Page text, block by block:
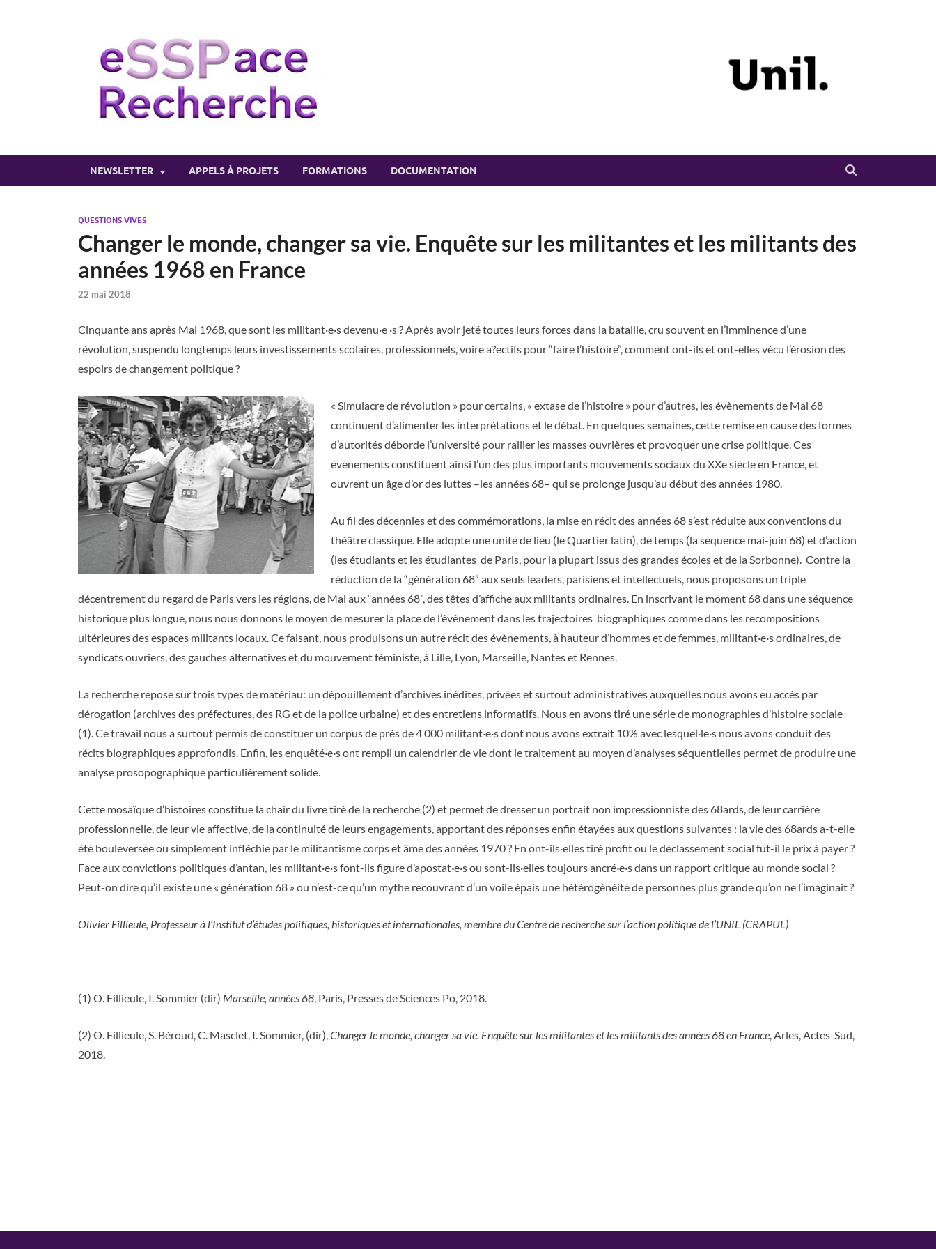
NEWSLETTER APPELS À PROJETS FORMATIONS DOCUMENTATION
QUESTIONS VIVES
Changer le monde, changer sa vie. Enquête sur les militantes et les militants des
années 1968 en France
22 mai 2018
Cinquante ans après Mai 1968, que sont les militant·e·s devenu·e ·s ? Après avoir jeté toutes leurs forces dans la bataille, cru souvent en l’imminence d’une
révolution, suspendu longtemps leurs investissements scolaires, professionnels, voire a?ectifs pour “faire l’histoire”, comment ont-ils et ont-elles vécu l’érosion des
espoirs de changement politique ?
« Simulacre de révolution » pour certains, « extase de l’histoire » pour d’autres, les évènements de Mai 68
continuent d’alimenter les interprétations et le débat. En quelques semaines, cette remise en cause des formes
d’autorités déborde l’université pour rallier les masses ouvrières et provoquer une crise politique. Ces
évènements constituent ainsi l’un des plus importants mouvements sociaux du XXe siècle en France, et
ouvrent un âge d’or des luttes –les années 68– qui se prolonge jusqu’au début des années 1980.
Au fil des décennies et des commémorations, la mise en récit des années 68 s’est réduite aux conventions du
théâtre classique. Elle adopte une unité de lieu (le Quartier latin), de temps (la séquence mai-juin 68) et d’action
(les étudiants et les étudiantes de Paris, pour la plupart issus des grandes écoles et de la Sorbonne). Contre la
réduction de la “génération 68” aux seuls leaders, parisiens et intellectuels, nous proposons un triple
décentrement du regard de Paris vers les régions, de Mai aux “années 68”, des têtes d’affiche aux militants ordinaires. En inscrivant le moment 68 dans une séquence
historique plus longue, nous nous donnons le moyen de mesurer la place de l’événement dans les trajectoires biographiques comme dans les recompositions
ultérieures des espaces militants locaux. Ce faisant, nous produisons un autre récit des évènements, à hauteur d’hommes et de femmes, militant·e·s ordinaires, de
syndicats ouvriers, des gauches alternatives et du mouvement féministe, à Lille, Lyon, Marseille, Nantes et Rennes.
La recherche repose sur trois types de matériau: un dépouillement d’archives inédites, privées et surtout administratives auxquelles nous avons eu accès par
dérogation (archives des préfectures, des RG et de la police urbaine) et des entretiens informatifs. Nous en avons tiré une série de monographies d’histoire sociale
(1). Ce travail nous a surtout permis de constituer un corpus de près de 4 000 militant·e·s dont nous avons extrait 10% avec lesquel·le·s nous avons conduit des
récits biographiques approfondis. Enfin, les enquêté·e·s ont rempli un calendrier de vie dont le traitement au moyen d’analyses séquentielles permet de produire une
analyse prosopographique particulièrement solide.
Cette mosaïque d’histoires constitue la chair du livre tiré de la recherche (2) et permet de dresser un portrait non impressionniste des 68ards, de leur carrière
professionnelle, de leur vie affective, de la continuité de leurs engagements, apportant des réponses enfin étayées aux questions suivantes : la vie des 68ards a-t-elle
été bouleversée ou simplement infléchie par le militantisme corps et âme des années 1970 ? En ont-ils·elles tiré profit ou le déclassement social fut-il le prix à payer ?
Face aux convictions politiques d’antan, les militant·e·s font-ils figure d’apostat·e·s ou sont-ils·elles toujours ancré·e·s dans un rapport critique au monde social ?
Peut-on dire qu’il existe une « génération 68 » ou n’est-ce qu’un mythe recouvrant d’un voile épais une hétérogénéité de personnes plus grande qu’on ne l’imaginait ?
Olivier Fillieule, Professeur à l’Institut d’études politiques, historiques et internationales, membre du Centre de recherche sur l’action politique de l’UNIL (CRAPUL)
(1) O. Fillieule, I. Sommier (dir) Marseille, années 68, Paris, Presses de Sciences Po, 2018.
(2) O. Fillieule, S. Béroud, C. Masclet, I. Sommier, (dir),Changer le monde, changer sa vie. Enquête sur les militantes et les militants des années 68 en France, Arles, Actes-Sud,
2018.